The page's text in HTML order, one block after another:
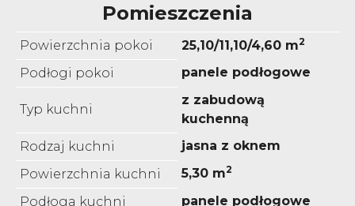
Pomieszczenia
Powierzchnia pokoi 25,10/11,10/4,60 m2
Podłogi pokoi panele podłogowe
Typ kuchni
z zabudową
kuchenną
Rodzaj kuchni
jasna z oknem
Powierzchnia kuchni
5,30 m2
Podłoga kuchni
panele podłogowe